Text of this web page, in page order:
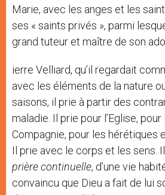
Marie, avec les anges et les
ses « saints privés », parmi
grand tuteur et maître de son
ierre Velliard, qu’il regardait
avec les éléments de la nature
saisons, il prie à partir des
maladie. Il prie pour l’Eglise,
Compagnie, pour les hérétiques
Il prie avec le corps et les sens.
prière continuelle, d’une vie
convaincu que Dieu a fait de lui